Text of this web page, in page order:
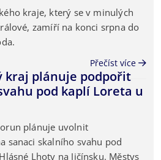
kraje, který se v minulých
zamíří na konci srpna do
Přečíst více
kraj plánuje podpořit
pod kaplí Loreta u
plánuje uvolnit
sanaci skalního svahu pod
Lhoty na Jičínsku. Městys